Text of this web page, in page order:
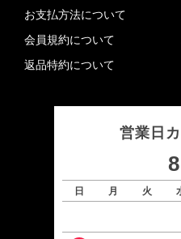
お支払方法について
会員規約について
返品特約について
営業日
8
日 月 火